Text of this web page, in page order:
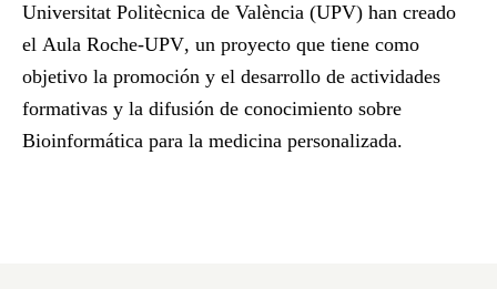
Universitat Politècnica de València (UPV) han creado
el Aula Roche-UPV, un proyecto que tiene como
objetivo la promoción y el desarrollo de actividades
formativas y la difusión de conocimiento sobre
Bioinformática para la medicina personalizada.